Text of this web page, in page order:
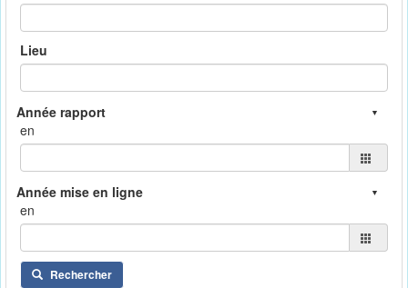
Lieu
en
en
Rechercher